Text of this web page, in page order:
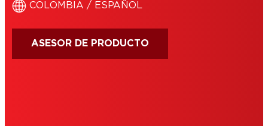
COLOMBIA / ESPAÑOL
ASESOR DE PRODUCTO